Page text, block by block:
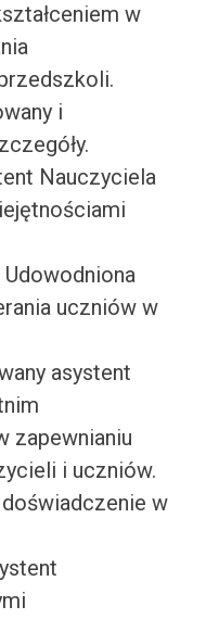
w
i
Nauczyciela
uczniów w
asystent
zapewnianiu
i uczniów.
w